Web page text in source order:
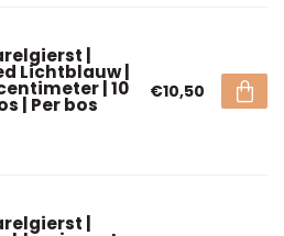
|
Lichtblauw |
| 10
| Per bos
€10,50
|